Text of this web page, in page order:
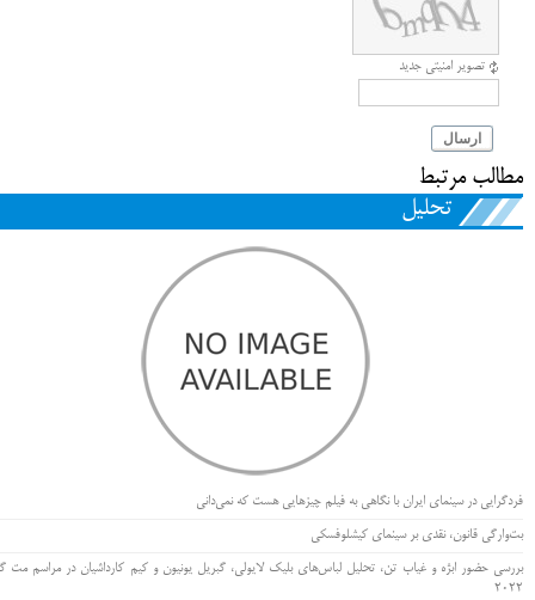
تصویر امنیتی جدید
ارسال
مطالب مرتبط
تحلیل
فردگرایی در سینمای ایران با نگاهی به فیلم چیزهایی هست که نمی‌دانی
بت‌وارگی قانون، نقدی بر سینمای کیشلوفسکی
بررسی حضور ابژه و غیاب تن، تحلیل لباس‌های بلیک لایولی، گبریل یونیون و کیم کارداشیان در مراسم مت
۲۰۲۲